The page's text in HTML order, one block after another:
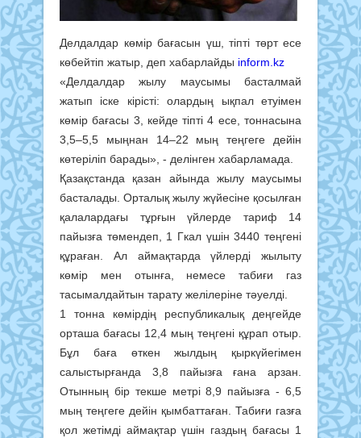
Делдалдар көмір бағасын үш, тіпті төрт есе
көбейтіп жатыр, деп хабарлайды inform.kz
«Делдалдар жылу маусымы басталмай
жатып іске кірісті: олардың ықпал етуімен
көмір бағасы 3, кейде тіпті 4 есе, тоннасына
3,5–5,5 мыңнан 14–22 мың теңгеге дейін
көтеріліп барады», - делінген хабарламада.
Қазақстанда қазан айында жылу маусымы
басталады. Орталық жылу жүйесіне қосылған
қалалардағы тұрғын үйлерде тариф 14
пайызға төмендеп, 1 Гкал үшін 3440 теңгені
құраған. Ал аймақтарда үйлерді жылыту
көмір мен отынға, немесе табиғи газ
тасымалдайтын тарату желілеріне тәуелді.
1 тонна көмірдің республикалық деңгейде
орташа бағасы 12,4 мың теңгені құрап отыр.
Бұл баға өткен жылдың қыркүйегімен
салыстырғанда 3,8 пайызға ғана арзан.
Отынның бір текше метрі 8,9 пайызға - 6,5
мың теңгеге дейін қымбаттаған. Табиғи газға
қол жетімді аймақтар үшін газдың бағасы 1